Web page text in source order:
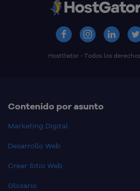
HostGator - Todos los
Contenido por asunto
Marketing Digital
Desarrollo Web
Crear Sitio Web
Glosario